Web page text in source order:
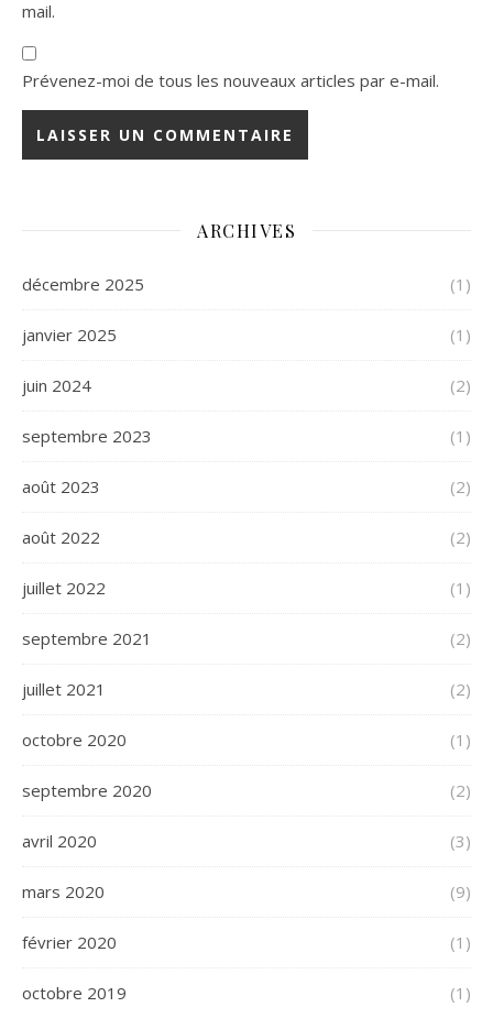
mail.
Prévenez-moi de tous les nouveaux articles par e-mail.
ARCHIVES
décembre 2025 (1)
janvier 2025 (1)
juin 2024 (2)
septembre 2023 (1)
août 2023 (2)
août 2022 (2)
juillet 2022 (1)
septembre 2021 (2)
juillet 2021 (2)
octobre 2020 (1)
septembre 2020 (2)
avril 2020 (3)
mars 2020 (9)
février 2020 (1)
octobre 2019 (1)